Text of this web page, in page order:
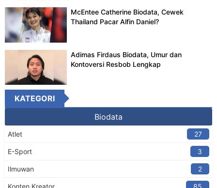
McEntee Catherine Biodata, Cewek
Thailand Pacar Alfin Daniel?
Adimas Firdaus Biodata, Umur dan
Kontoversi Resbob Lengkap
KATEGORI
Biodata
Atlet 27
E-Sport 3
Ilmuwan 2
Konten Kreator​ 85